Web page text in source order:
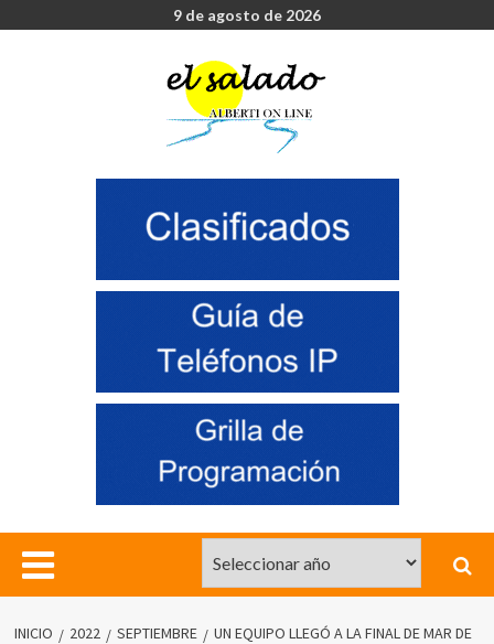
9 de agosto de 2026
INICIO 2022 SEPTIEMBRE
UN EQUIPO LLEGÓ A LA FINAL DE MAR DE